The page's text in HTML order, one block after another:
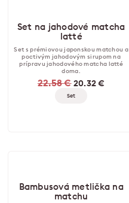
Set na jahodové matcha
latté
Set s prémiovou japonskou matchou a
poctivým jahodovým sirupom na
prípravu jahodového matcha latté
doma.
22.58 €20.32 €
Set
Bambusová metlička na
matchu